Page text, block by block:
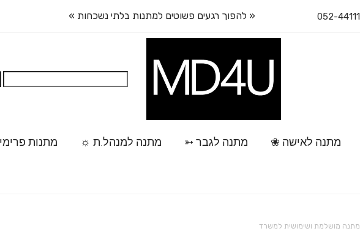
« להפוך רגעים פשוטים למתנות בלתי נשכחות »
מתנה לאישה ❀ מתנה לגבר ➳ מתנה למנהל.ת ☼ מתנות
מתנה מושלמת ושימושית למשרד